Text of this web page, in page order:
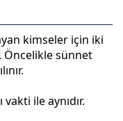
kimseler için iki
Öncelikle sünnet
ile aynıdır.